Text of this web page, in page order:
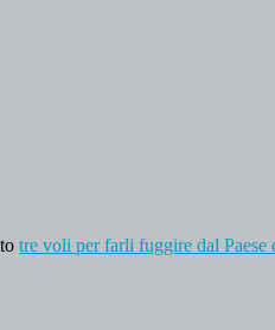
tre voli per farli fuggire dal